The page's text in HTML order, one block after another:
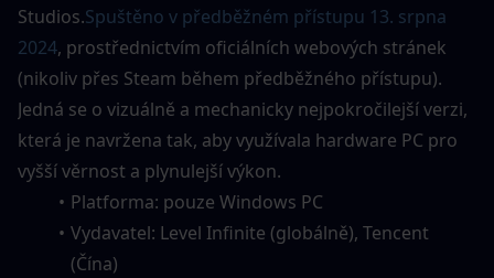
Studios.Spuštěno v předběžném přístupu 13. srpna
2024, prostřednictvím oficiálních webových stránek
(nikoliv přes Steam během předběžného přístupu).
Jedná se o vizuálně a mechanicky nejpokročilejší verzi,
která je navržena tak, aby využívala hardware PC pro
vyšší věrnost a plynulejší výkon.
Platforma: pouze Windows PC
Vydavatel: Level Infinite (globálně), Tencent
(Čína)